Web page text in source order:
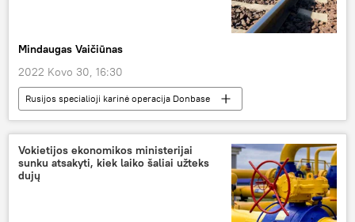
Mindaugas Vaičiūnas
2022 Kovo 30, 16:30
Rusijos specialioji karinė operacija Donbase
Agnė Širinskienė
Lietuva
Rusija
Politika
Kaliningradas
Vokietijos ekonomikos ministerijai
sunku atsakyti, kiek laiko šaliai užteks
dujų